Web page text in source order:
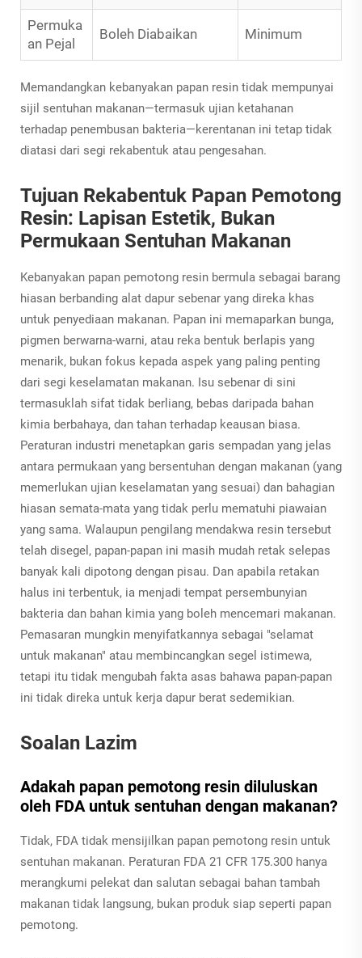
Permuka
an Pejal
Boleh Diabaikan Minimum
Memandangkan kebanyakan papan resin tidak mempunyai
sijil sentuhan makanan—termasuk ujian ketahanan
terhadap penembusan bakteria—kerentanan ini tetap tidak
diatasi dari segi rekabentuk atau pengesahan.
Tujuan Rekabentuk Papan Pemotong
Resin: Lapisan Estetik, Bukan
Permukaan Sentuhan Makanan
Kebanyakan papan pemotong resin bermula sebagai barang
hiasan berbanding alat dapur sebenar yang direka khas
untuk penyediaan makanan. Papan ini memaparkan bunga,
pigmen berwarna-warni, atau reka bentuk berlapis yang
menarik, bukan fokus kepada aspek yang paling penting
dari segi keselamatan makanan. Isu sebenar di sini
termasuklah sifat tidak berliang, bebas daripada bahan
kimia berbahaya, dan tahan terhadap keausan biasa.
Peraturan industri menetapkan garis sempadan yang jelas
antara permukaan yang bersentuhan dengan makanan (yang
memerlukan ujian keselamatan yang sesuai) dan bahagian
hiasan semata-mata yang tidak perlu mematuhi piawaian
yang sama. Walaupun pengilang mendakwa resin tersebut
telah disegel, papan-papan ini masih mudah retak selepas
banyak kali dipotong dengan pisau. Dan apabila retakan
halus ini terbentuk, ia menjadi tempat persembunyian
bakteria dan bahan kimia yang boleh mencemari makanan.
Pemasaran mungkin menyifatkannya sebagai "selamat
untuk makanan" atau membincangkan segel istimewa,
tetapi itu tidak mengubah fakta asas bahawa papan-papan
ini tidak direka untuk kerja dapur berat sedemikian.
Soalan Lazim
Adakah papan pemotong resin diluluskan
oleh FDA untuk sentuhan dengan makanan?
Tidak, FDA tidak mensijilkan papan pemotong resin untuk
sentuhan makanan. Peraturan FDA 21 CFR 175.300 hanya
merangkumi pelekat dan salutan sebagai bahan tambah
makanan tidak langsung, bukan produk siap seperti papan
pemotong.